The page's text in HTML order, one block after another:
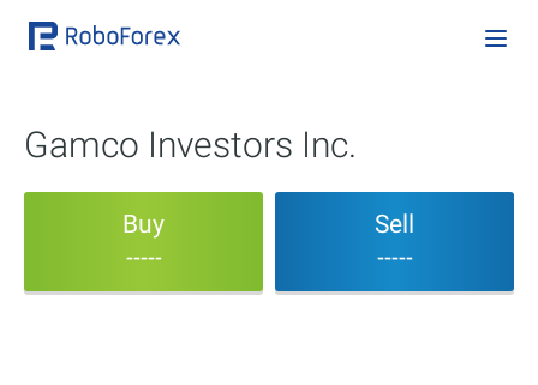
Gamco Investors Inc.
Buy
-----
Sell
-----